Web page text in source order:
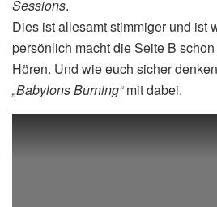
Sessions.
Dies ist allesamt stimmiger und ist
persönlich macht die Seite B
Hören. Und wie euch sicher
„Babylons Burning“mit dabei.